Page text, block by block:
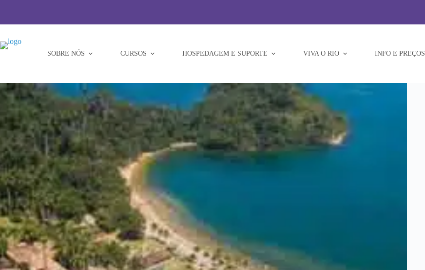
SOBRE NÓS CURSOS HOSPEDAGEM E SUPORTE VIVA O RIO INFO E PREÇOS